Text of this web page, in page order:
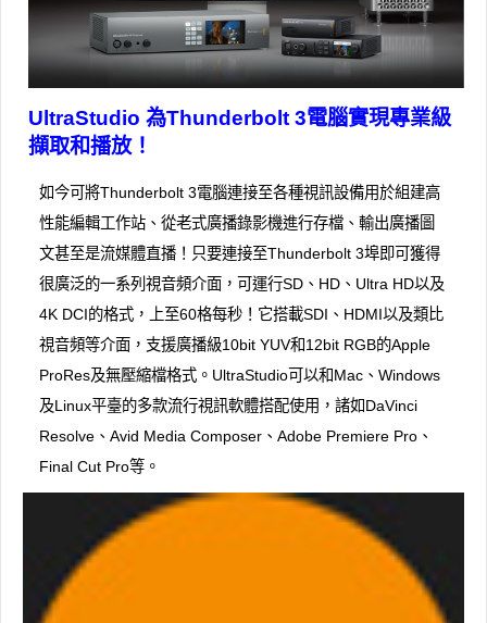
UltraStudio 為Thunderbolt 3電腦實現專業級
擷取和播放！
如今可將Thunderbolt 3電腦連接至各種視訊設備用於組建高
性能編輯工作站、從老式廣播錄影機進行存檔、輸出廣播圖
文甚至是流媒體直播！只要連接至Thunderbolt 3埠即可獲得
很廣泛的一系列視音頻介面，可運行SD、HD、Ultra HD以及
4K DCI的格式，上至60格每秒！它搭載SDI、HDMI以及類比
視音頻等介面，支援廣播級10bit YUV和12bit RGB的Apple
ProRes及無壓縮檔格式。UltraStudio可以和Mac、Windows
及Linux平臺的多款流行視訊軟體搭配使用，諸如DaVinci
Resolve、Avid Media Composer、Adobe Premiere Pro、
Final Cut Pro等。